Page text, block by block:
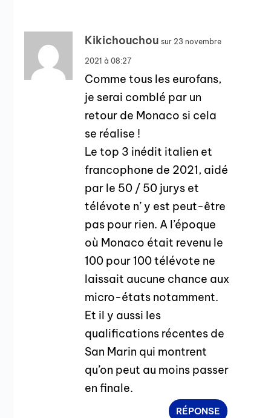
Kikichouchou sur 23 novembre
2021 à 08:27
Comme tous les eurofans,
je serai comblé par un
retour de Monaco si cela
se réalise !
Le top 3 inédit italien et
francophone de 2021, aidé
par le 50 / 50 jurys et
télévote n’ y est peut-être
pas pour rien. A l’époque
où Monaco était revenu le
100 pour 100 télévote ne
laissait aucune chance aux
micro-états notamment.
Et il y aussi les
qualifications récentes de
San Marin qui montrent
qu’on peut au moins passer
en finale.
RÉPONSE